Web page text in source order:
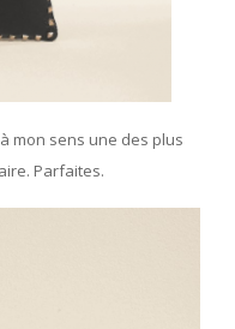
mon sens une des plus
Parfaites.